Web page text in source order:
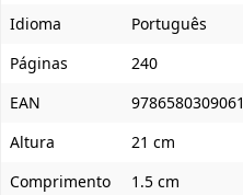
Idioma
Português
Páginas
240
EAN
9786580309061
Altura
21 cm
Comprimento
1.5 cm